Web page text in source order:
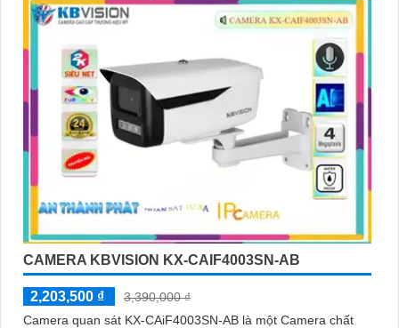
CAMERA KBVISION KX-CAIF4003SN-AB
2,203,500 ₫
3,390,000 ₫
Camera quan sát KX-CAiF4003SN-AB là một Camera chất